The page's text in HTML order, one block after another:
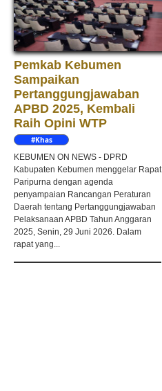
Pemkab Kebumen
Sampaikan
Pertanggungjawaban
APBD 2025, Kembali
Raih Opini WTP
#Khas
KEBUMEN ON NEWS - DPRD
Kabupaten Kebumen menggelar Rapat
Paripurna dengan agenda
penyampaian Rancangan Peraturan
Daerah tentang Pertanggungjawaban
Pelaksanaan APBD Tahun Anggaran
2025, Senin, 29 Juni 2026. Dalam
rapat yang...